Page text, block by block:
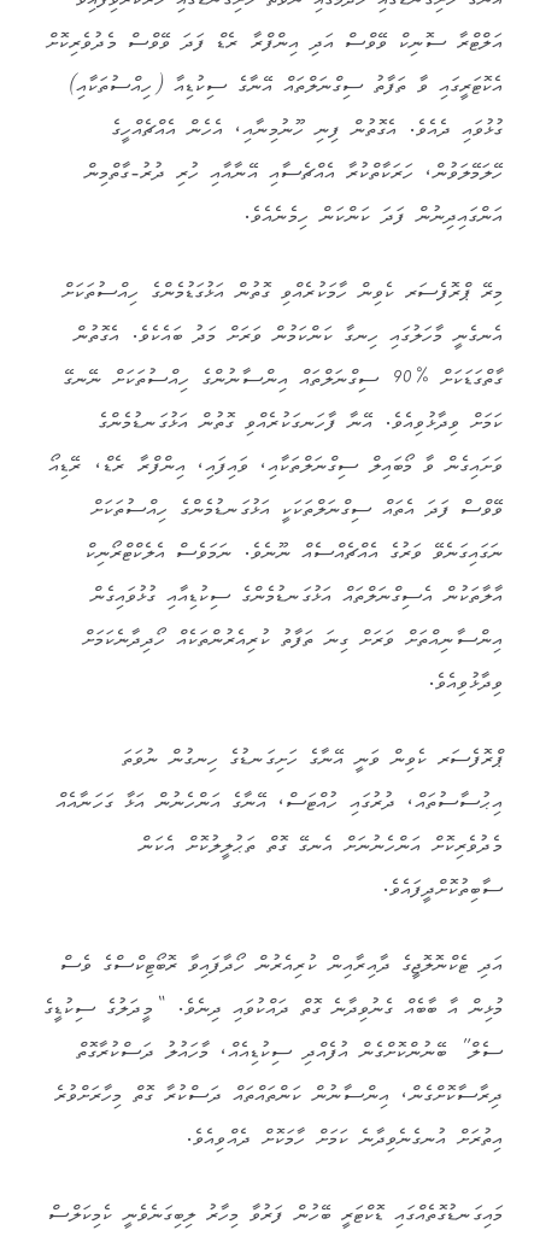
އަލްޓްރާ ސޮނިކް ވޭވްސް އަދި އިންފްރާ ރެޑް ފަދަ ވޭވްސް މެދުވެރިކޮށް
އެކޮޓަރީގައި ވާ ތަފާތު ސިގްނަލްތައް އޭނާގެ ސިކުޑިއާ (ހިއްސުތަކާއި)
ގުޅުވައި ދެއެވެ. އެގޮތުން ފިނި ހޫނުމިނާއި، އެހެން އެއްޗެއްހީގެ
ހޭލަމޭލަވުން، ހަރަކާތްކުރާ އެއްޗެސާއި އޭނާއާއި ހުރި ދުރު-ގާތްމިން
އަންގައިދިނުން ފަދަ ކަންކަން ހިމެނެއެވެ.
މިރޭ ޕްރޮފެސަރ ކެވިން ހާމަކުރެއްވި ގޮތުން އަޅުގަޑުމެންގެ ހިއްސުތަކަށް
އެނގެނީ މާހަލުގައި ހިނގާ ކަންކަމުން ވަރަށް މަދު ބައެކެވެ. އެގޮތުން
ގާތްގަޑަކަށް %90 ސިގްނަލްތައް އިންސާނުންގެ ހިއްސުތަކަށް ނޭނގޭ
ކަމަށް ވިދާޅުވިއެވެ. އޭނާ ފާހަނގަކުރެއްވި ގޮތުން އަޅުގަނޑުމެންގެ
ވަށައިގެން ވާ މޯބައިލް ސިގްނަލްތަކާއި، ވައިފައި، އިންފްރާ ރެޑް، ރޭޑިއޯ
ވޭވްސް ފަދަ އެތައް ސިގްނަލްތަކަކީ އަޅުގަނޑުމެންގެ ހިއްސުތަކަށް
ނަގައިގަނެވޭ ވަރުގެ އެއްޗެއްސެއް ނޫނެވެ. ނަމަވެސް އެލެކްޓްރޯނިކް
އާލާތަކުން އެސިގްނަލްތައް އަޅުގަނޑުމެންގެ ސިކުޑިއާއި ގުޅުވައިގެން
އިންސާނިއްތަށް ވަރަށް ގިނަ ތަފާތު ކުރިއެރުންތަކެއް ހޯދިދާނެކަމަށް
ވިދާޅުވިއެވެ.
ޕްރޮފެސަރ ކެވިން ވަނީ އޭނާގެ ހަށިގަނޑުގެ ހިނގުން ނުވަތަ
އިޙުސާސުތައް، ދުރުގައި ހުއްޓަސް، އޭނާގެ އަންހެނުން އަޅާ ގަހަނާއެއް
މެދުވެރިކޮށް އަންހެނުނަށް އެނގޭ ގޮތް ތަޙުލީލުކޮށް އެކަން
ސާބިތުކޮށްދީފައެވެ.
އަދި ޓެކްނޮލޮޖީގެ ދާއިރާއިން ކުރިއެރުން ހޯދާފައިވާ ރޮބޯޓިކްސްގެ ވެސް
މުޅިން އާ ބާބެއް ގެނުވިދާނެ ގޮތް ދައްކުވައި ދިނެވެ. “މީދަލުގެ ސިކުޑީގެ
ސެލް” ބޭނުންކޮށްގެން އުފެއްދި ސިކުޑިއެއް، މާހައުލު ދަސްކުރާގޮތް
ދިރާސާކޮށްގެން، އިންސާނުން ކަންތައްތައް ދަސްކުރާ ގޮތް މިހާރަށްވުރެ
އިތުރަށް އުނގެނެވިދާނެ ކަމަށް ހާމަކޮށް ދެއްވިއެވެ.
މައިގަނޑުގޮތެއްގައި ޑޮކްޓަރީ ބޭހުން ފަރުވާ މިހާރު ލިބިގަނެވެނީ ކެމިކަލްސް